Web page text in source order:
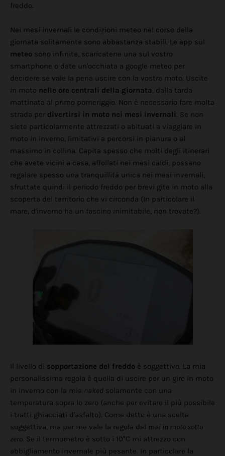
freddo.
Nei mesi invernali le condizioni meteo nel corso della
giornata solitamente sono abbastanza stabili. Le app sul
meteo sono infinite, scaricatene una sul vostro
smartphone o date un'occhiata a google meteo per
decidere se vale la pena uscire con la vostra moto. Uscite
in moto nelle ore centrali della giornata, dalla tarda
mattinata al primo pomeriggio. Non è necessario fare molta
strada per divertirsi in moto nei mesi invernali. Se non
siete particolarmente attrezzati o abituati a viaggiare in
moto in inverno, limitativi a percorsi in pianura o al
massimo in collina. Capita spesso che molti degli itinerari
che avete vicini a casa, affollati nei mesi caldi, possano
regalare spesso una tranquillità unica nei mesi invernali,
sfruttate quindi il periodo freddo per brevi gite in moto alla
scoperta del territorio che vi circonda (In particolare il
mare, d'inverno ha un fascino inimitabile, non trovate?).
Il livello di sopportazione del freddo è soggettivo. La mia
personalissima regola è quella di uscire per un giro in moto
in inverno con la mia naked solamente con una
temperatura sopra lo zero (anche per evitare il più possibile
i tratti ghiacciati d'asfalto). Come detto è una scelta
soggettiva, ma per me vale la regola del mai in moto sotto
zero. Se il termometro è sotto i 10°C mi attrezzo con
abbigliamento invernale più pesante. In particolare la